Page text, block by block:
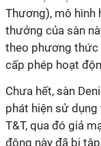
Thương), mô hình
thưởng của sàn
theo phương thức
cấp phép hoạt
Chưa hết, sàn
phát hiện sử
T&T, qua đó giả
động này đã bị